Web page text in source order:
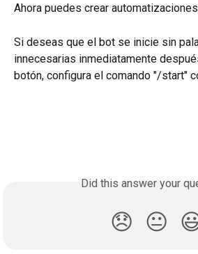
Ahora puedes crear
Si deseas que el bot se inicie sin
innecesarias inmediatamente
botón, configura el comando "/start"
Did this answer your
😞 😐